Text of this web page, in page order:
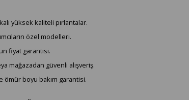
yüksek kaliteli pırlantalar.
özel modelleri.
fiyat garantisi.
mağazadan güvenli alışveriş.
ömür boyu bakım garantisi.